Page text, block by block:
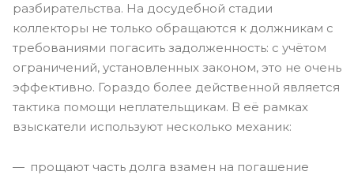
разбирательства. На досудебной стадии
коллекторы не только обращаются к должникам с
требованиями погасить задолженность: с учётом
ограничений, установленных законом, это не очень
эффективно. Гораздо более действенной является
тактика помощи неплательщикам. В её рамках
взыскатели используют несколько механик:
прощают часть долга взамен на погашение